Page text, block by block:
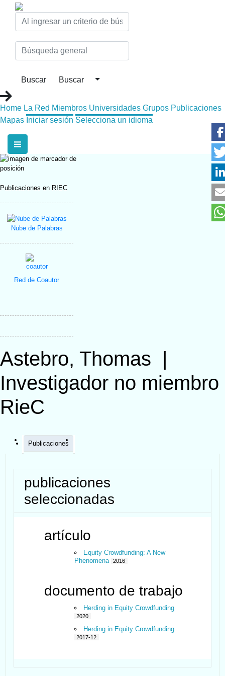
Home La Red Miembros Universidades Grupos Publicaciones
Mapas Iniciar sesión Selecciona un idioma
Publicaciones en RIEC
Nube de Palabras
Red de Coautor
Astebro, Thomas |
Investigador no miembro
RieC
Publicaciones
publicaciones
seleccionadas
artículo
Equity Crowdfunding: A New
Phenomena
2016
documento de trabajo
Herding in Equity Crowdfunding
2020
Herding in Equity Crowdfunding
2017-12